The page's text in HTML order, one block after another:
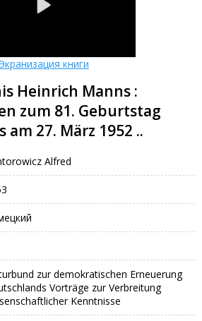
Экранизация книги
Heinrich Manns :
zum 81. Geburtstag
27. März 1952 ..
Alfred
zur demokratischen Erneuerung
Vorträge zur Verbreitung
Kenntnisse